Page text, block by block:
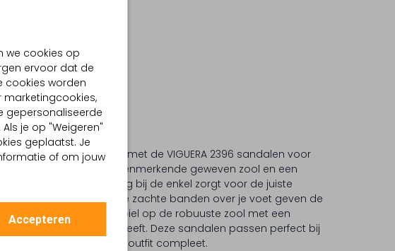
we cookies op
ervoor dat de
cookies worden
gepersonaliseerde
je op "Weigeren"
geplaatst. Je
of om jouw
Accepteren
een tijdloze update met de VIGUERA 2396 sandalen voor
beige sleehak heeft de kenmerkende geweven zool en een
pasvorm. De gespsluiting bij de enkel zorgt voor de juiste
open, ronde neus en de zachte banden over je voet geven de
toets. Loop stabiel op de robuuste zool met een
cm die je extra hoogte geeft. Deze sandalen passen perfect bij
Aesthetic en maken jouw outfit compleet.